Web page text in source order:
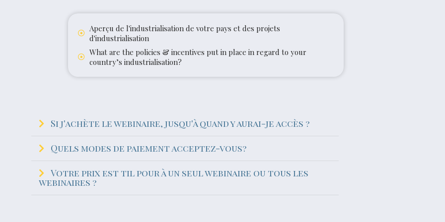
Aperçu de l'industrialisation de votre pays et des projets
d'industrialisation
What are the policies & incentives put in place in regard to your
country’s industrialisation?
Si j'achète le webinaire, jusqu'à quand y aurai-je accès ?
Quels modes de paiement acceptez-vous?
Votre prix est til pour à un seul webinaire ou tous les
webinaires ?